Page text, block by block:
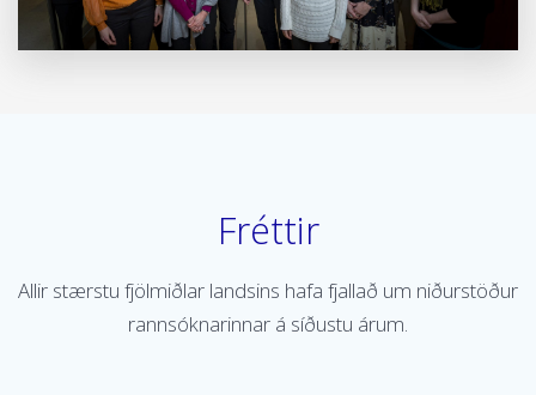
Fréttir
Allir stærstu fjölmiðlar landsins hafa fjallað um niðurstöður
rannsóknarinnar á síðustu árum.